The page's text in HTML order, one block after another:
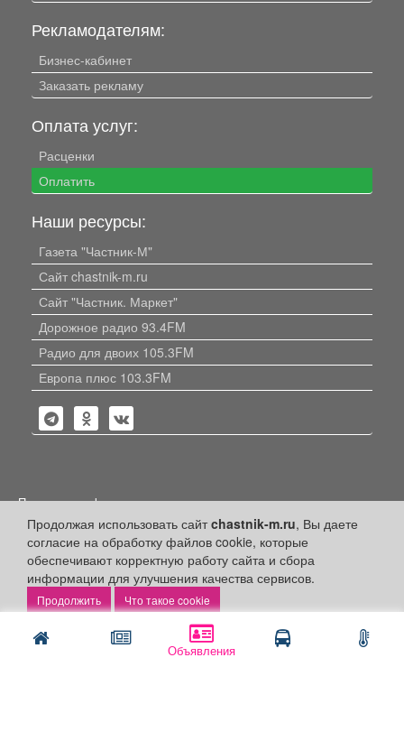
Объявления
Продолжая использовать сайтchastnik-m.ru, Вы даете
согласие на обработку файлов cookie, которые
обеспечивают корректную работу сайта и сбора
информации для улучшения качества сервисов.
Что такое cookie
Рекламодателям:
Бизнес-кабинет
Заказать рекламу
Оплата услуг:
Расценки
Оплатить
Наши ресурсы:
Газета "Частник-М"
Сайт chastnik-m.ru
Сайт "Частник. Маркет"
Дорожное радио 93.4FM
Радио для двоих 105.3FM
Европа плюс 103.3FM
Политика конфиденциальности
Публикации с пометкой «Реклама», «На правах рекламы»,
«Партнёрский проект» оплачены рекламодателем.
Редакция сайта не несет ответственности за достоверность
информации, содержащейся в рекламных материалах и
объявлениях.
ООО "Частник-М"